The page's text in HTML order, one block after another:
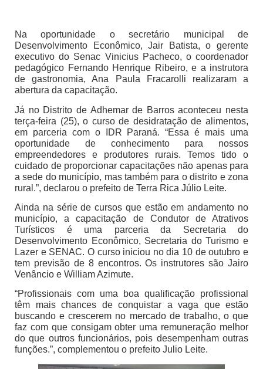
Na oportunidade o secretário municipal de
Desenvolvimento Econômico, Jair Batista, o gerente
executivo do Senac Vinicius Pacheco, o coordenador
pedagógico Fernando Henrique Ribeiro, e a instrutora
de gastronomia, Ana Paula Fracarolli realizaram a
abertura da capacitação.
Já no Distrito de Adhemar de Barros aconteceu nesta
terça-feira (25), o curso de desidratação de alimentos,
em parceria com o IDR Paraná. “Essa é mais uma
oportunidade de conhecimento para nossos
empreendedores e produtores rurais. Temos tido o
cuidado de proporcionar capacitações não apenas para
a sede do município, mas também para o distrito e zona
rural.”, declarou o prefeito de Terra Rica Júlio Leite.
Ainda na série de cursos que estão em andamento no
município, a capacitação de Condutor de Atrativos
Turísticos é uma parceria da Secretaria do
Desenvolvimento Econômico, Secretaria do Turismo e
Lazer e SENAC. O curso iniciou no dia 10 de outubro e
tem previsão de 8 encontros. Os instrutores são Jairo
Venâncio e William Azimute.
“Profissionais com uma boa qualificação profissional
têm mais chances de conquistar a vaga que estão
buscando e crescerem no mercado de trabalho, o que
faz com que consigam obter uma remuneração melhor
do que outros funcionários, pois desempenham outras
funções.”, complementou o prefeito Julio Leite.